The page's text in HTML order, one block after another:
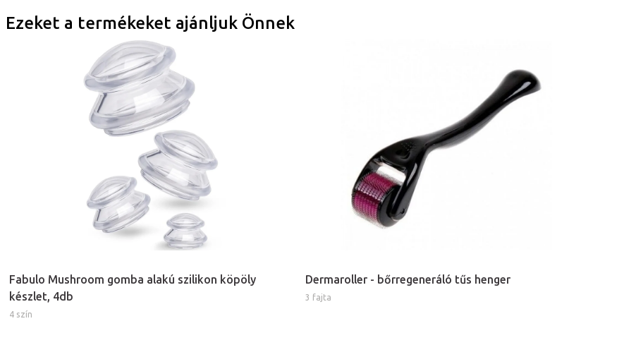
Ezeket a termékeket ajánljuk Önnek
Fabulo Mushroom gomba alakú szilikon köpöly
készlet, 4db
4 szín
Dermaroller - bőrregeneráló tűs henger
3 fajta